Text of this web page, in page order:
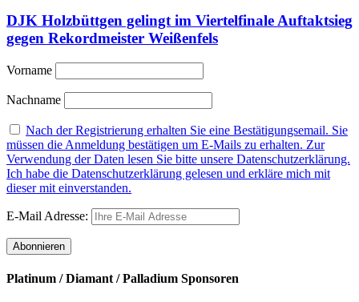
DJK Holzbüttgen gelingt im Viertelfinale Auftaktsieg
gegen Rekordmeister Weißenfels
Vorname
Nachname
Nach der Registrierung erhalten Sie eine Bestätigungsemail. Sie
müssen die Anmeldung bestätigen um E-Mails zu erhalten. Zur
Verwendung der Daten lesen Sie bitte unsere Datenschutzerklärung.
Ich habe die Datenschutzerklärung gelesen und erkläre mich mit
dieser mit einverstanden.
E-Mail Adresse:
Platinum / Diamant / Palladium Sponsoren